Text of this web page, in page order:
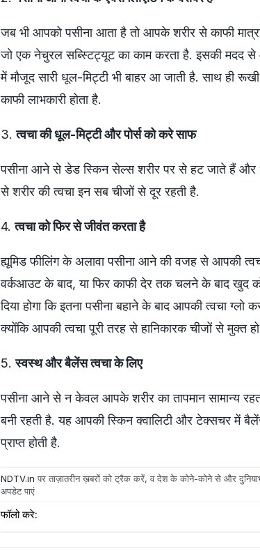
जब भी आपको पसीना आता है तो आपके शरीर से काफी
जो एक नेचुरल सब्स्टिट्यूट का काम करता है. इसकी मदद
में मौजूद सारी धूल-मिट्टी भी बाहर आ जाती है. साथ ही
काफी लाभकारी होता है.
3.त्वचा की धूल-मिट्टी और पोर्स को करे साफ
पसीना आने से डेड स्किन सेल्स शरीर पर से हट जाते हैं और
से शरीर की त्वचा इन सब चीजों से दूर रहती है.
4.त्वचा को फिर से जीवंत करता है
ह्यूमिड फीलिंग के अलावा पसीना आने की वजह से आपकी
वर्कआउट के बाद, या फिर काफी देर तक चलने के बाद खुद
दिया होगा कि इतना पसीना बहाने के बाद आपकी त्वचा
क्योंकि आपकी त्वचा पूरी तरह से हानिकारक चीजों से मुक्त
5.स्वस्थ और बैलेंस त्वचा के लिए
पसीना आने से न केवल आपके शरीर का तापमान सामान्य
बनी रहती है. यह आपकी स्किन क्वालिटी और टेक्सचर में
प्राप्त होती है.
NDTV.in पर ताज़ातरीन ख़बरों को ट्रैक करें, व देश के कोने-कोने से और
अपडेट पाएं
फॉलो करे: